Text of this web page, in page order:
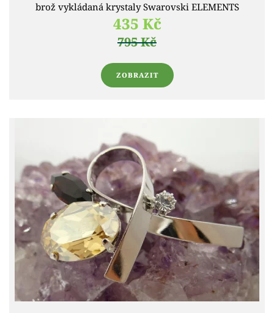
brož vykládaná krystaly Swarovski ELEMENTS
435 Kč
795 Kč
ZOBRAZIT